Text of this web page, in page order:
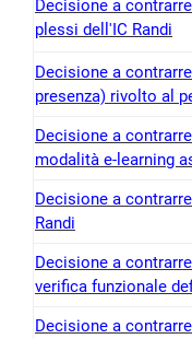
Decisione a
plessi dell'IC Randi
Decisione a
presenza) rivolto al
Decisione a
modalità e-learning
Decisione a
Randi
Decisione a
verifica funzionale
Decisione a